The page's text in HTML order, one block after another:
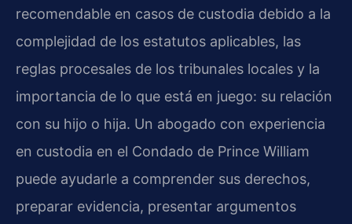
recomendable en casos de custodia debido a la
complejidad de los estatutos aplicables, las
reglas procesales de los tribunales locales y la
importancia de lo que está en juego: su relación
con su hijo o hija. Un abogado con experiencia
en custodia en el Condado de Prince William
puede ayudarle a comprender sus derechos,
preparar evidencia, presentar argumentos